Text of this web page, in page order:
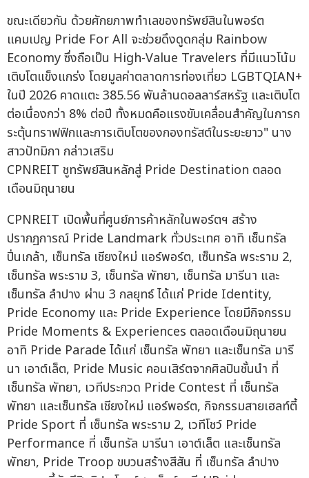
ขณะเดียวกัน ด้วยศักยภาพทำเลของทรัพย์สินในพอร์ต
แคมเปญ Pride For All จะช่วยดึงดูดกลุ่ม Rainbow
Economy ซึ่งถือเป็น High-Value Travelers ที่มีแนวโน้ม
เติบโตแข็งแกร่ง โดยมูลค่าตลาดการท่องเที่ยว LGBTQIAN+
ในปี 2026 คาดแตะ 385.56 พันล้านดอลลาร์สหรัฐ และเติบโต
ต่อเนื่องกว่า 8% ต่อปี ทั้งหมดคือแรงขับเคลื่อนสำคัญในการก
ระตุ้นทราฟฟิกและการเติบโตของกองทรัสต์ในระยะยาว" นาง
สาวปัทมิกา กล่าวเสริม
CPNREIT ชูทรัพย์สินหลักสู่ Pride Destination ตลอด
เดือนมิถุนายน
CPNREIT เปิดพื้นที่ศูนย์การค้าหลักในพอร์ตฯ สร้าง
ปรากฏการณ์ Pride Landmark ทั่วประเทศ อาทิ เซ็นทรัล
ปิ่นเกล้า, เซ็นทรัล เชียงใหม่ แอร์พอร์ต, เซ็นทรัล พระราม 2,
เซ็นทรัล พระราม 3, เซ็นทรัล พัทยา, เซ็นทรัล มารีนา และ
เซ็นทรัล ลำปาง ผ่าน 3 กลยุทธ์ ได้แก่ Pride Identity,
Pride Economy และ Pride Experience โดยมีกิจกรรม
Pride Moments & Experiences ตลอดเดือนมิถุนายน
อาทิ Pride Parade ได้แก่ เซ็นทรัล พัทยา และเซ็นทรัล มารี
นา เอาต์เล็ต, Pride Music คอนเสิร์ตจากศิลปินชั้นนำ ที่
เซ็นทรัล พัทยา, เวทีประกวด Pride Contest ที่ เซ็นทรัล
พัทยา และเซ็นทรัล เชียงใหม่ แอร์พอร์ต, กิจกรรมสายเฮลท์ตี้
Pride Sport ที่ เซ็นทรัล พระราม 2, เวทีโชว์ Pride
Performance ที่ เซ็นทรัล มารีนา เอาต์เล็ต และเซ็นทรัล
พัทยา, Pride Troop ขบวนสร้างสีสัน ที่ เซ็นทรัล ลำปาง